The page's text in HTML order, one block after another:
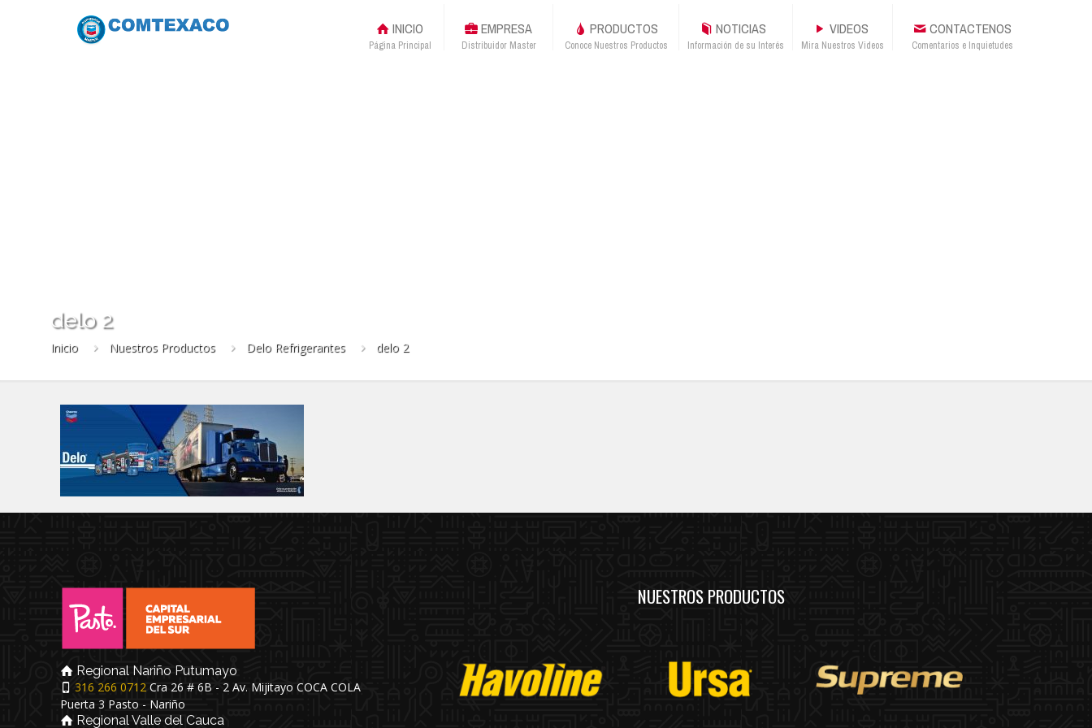
INICIO
Página Principal
EMPRESA
Distribuidor Master
PRODUCTOS
Conoce Nuestros Productos
NOTICIAS
Información de su Interés
VIDEOS
Mira Nuestros Videos
CONTACTENOS
Comentarios e Inquietudes
delo 2
Inicio Nuestros Productos Delo Refrigerantes delo 2
Regional Nariño Putumayo
316 266 0712 Cra 26 # 6B - 2 Av. Mijitayo COCA COLA
Puerta 3 Pasto - Nariño
Regional Valle del Cauca
NUESTROS PRODUCTOS